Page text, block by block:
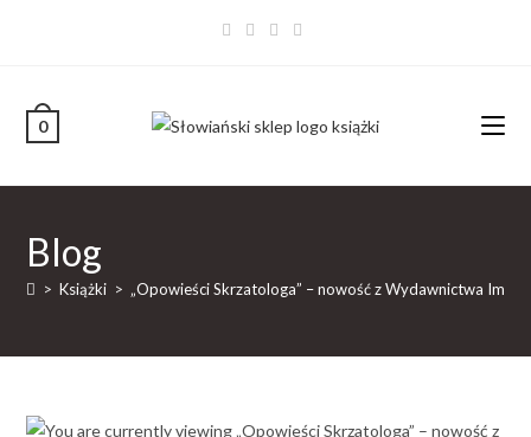
0
Blog
> Książki > „Opowieści Skrzatologa” – nowość z Wydawnictwa